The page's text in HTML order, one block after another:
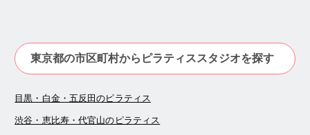
東京都の市区町村からピラティススタジオを探す
目黒・白金・五反田のピラティス
渋谷・恵比寿・代官山のピラティス